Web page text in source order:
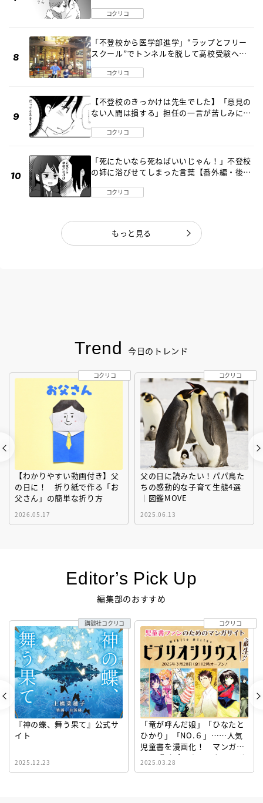
コクリコ
「不登校から医学部進学」“ラップとフリー
スクール”でトンネルを脱して高校受験へ
コクリコ
【不登校のきっかけは先生でした】「意見の
ない人間は損する」担任の一言が苦しみに…
コクリコ
「死にたいなら死ねばいいじゃん！」不登校
の姉に浴びせてしまった言葉【番外編・後
コクリコ
もっと見る
Trend 今日のトレンド
【わかりやすい動画付き】父
の日に！ 折り紙で作る「お
父さん」の簡単な折り方
2026.05.17
コクリコ
父の日に読みたい！パパ鳥た
ちの感動的な子育て生態4選
｜図鑑MOVE
2025.06.13
コクリコ
Editor’s Pick Up
編集部のおすすめ
『神の蝶、舞う果て』公式サ
イト
2025.12.23
講談社コクリコ
「竜が呼んだ娘」「ひなたと
ひかり」「NO.６」……人気
児童書を漫画化！ マンガサ
イト『ビブリオシリウス』誕
生！
2025.03.28
コクリコ